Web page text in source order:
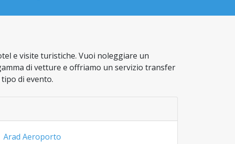
e visite turistiche. Vuoi noleggiare un
di vetture e offriamo un servizio transfer
di evento.
Arad Aeroporto